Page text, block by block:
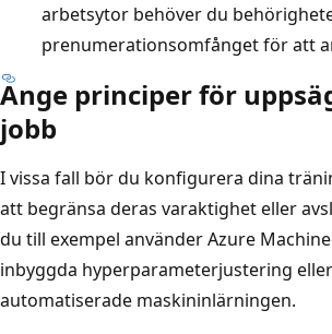
arbetsytor behöver du
prenumerationsomfånget för att
Ange principer för
jobb
I vissa fall bör du konfigurera dina
att begränsa deras varaktighet eller
du till exempel använder Azure
inbyggda hyperparameterjustering
automatiserade maskininlärningen.